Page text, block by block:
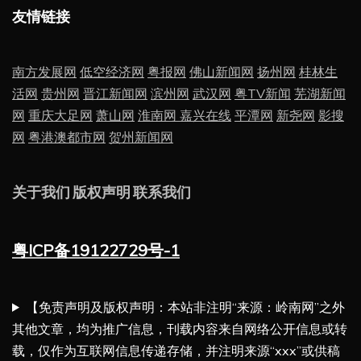
友情链接
南方发展网 低空经济网 粤报网 佛山新闻网 扬州网 桂林生
活网 贵州网 晋江新闻网 滨州网 武汉网 粤TV新闻 芜湖新闻
网 重庆大足网 萧山网 淮南网 嘉兴在线 平潭网 新尧网 影搜
网 粤港澳都市网 贺州新闻网
关于我们 版权声明 联系我们
粤ICP备19122729号-1
【免责声明及版权声明：本站非注明“来源：岭南网”之外
其他文章，均为推广信息，刊载内容来自网络公开信息或转
载，仅作为互联网信息传递存储，并注明来源“xxx”或供稿